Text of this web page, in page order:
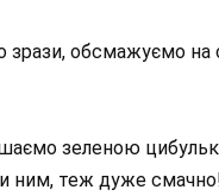
зрази, обсмажуємо на
зеленою
ним, теж дуже